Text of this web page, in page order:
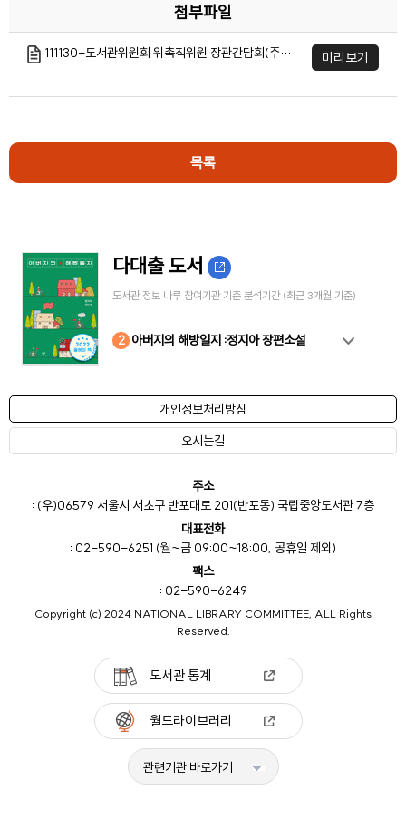
첨부파일
111130-도서관위원회 위촉직위원 장관간담회(주요내용).hwp 미리보기
목록
다대출 도서
도서관 정보 나루 참여기관 기준 분석기간 (최근 3개월 기준)
1
2 아버지의 해방일지 :정지아 장편소설
3
4
5
6
7
8
9
10
개인정보처리방침
오시는길
주소
: (우)06579 서울시 서초구 반포대로 201(반포동) 국립중앙도서관 7층
대표전화
: 02-590-6251 (월~금 09:00~18:00, 공휴일 제외)
팩스
: 02-590-6249
Copyright (c) 2024 NATIONAL LIBRARY COMMITTEE, ALL Rights
Reserved.
도서관 통계
월드라이브러리
관련기관 바로가기